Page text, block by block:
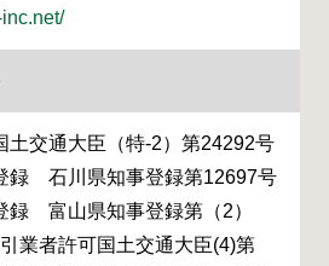
交通大臣（特-2）第24292号
録 石川県知事登録第12697号
録 富山県知事登録第（2）
業者許可国土交通大臣(4)第